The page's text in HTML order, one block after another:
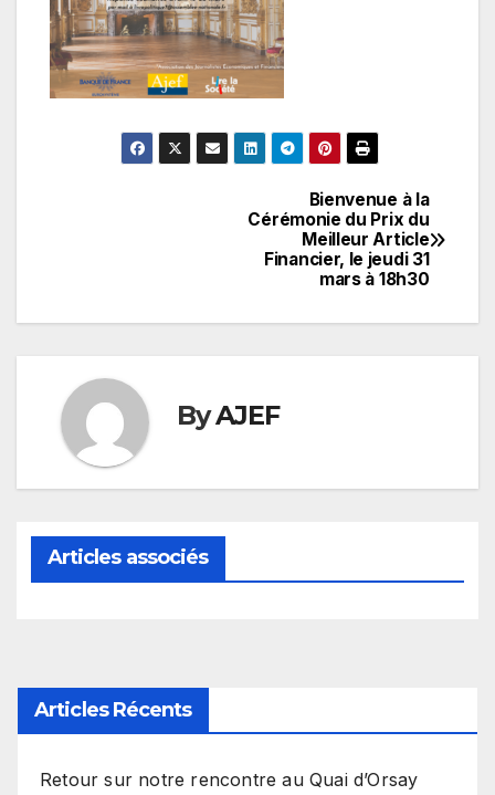
Bienvenue à la
Cérémonie du Prix du
Meilleur Article
Financier, le jeudi 31
mars à 18h30
ByAJEF
Articles associés
Articles Récents
Retour sur notre rencontre au Quai d’Orsay